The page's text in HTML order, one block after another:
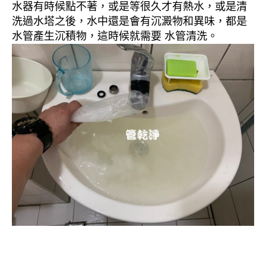
水器有時候點不著，或是等很久才有熱水，或是清
洗過水塔之後，水中還是會有沉澱物和異味，都是
水管產生沉積物，這時候就需要 水管清洗。